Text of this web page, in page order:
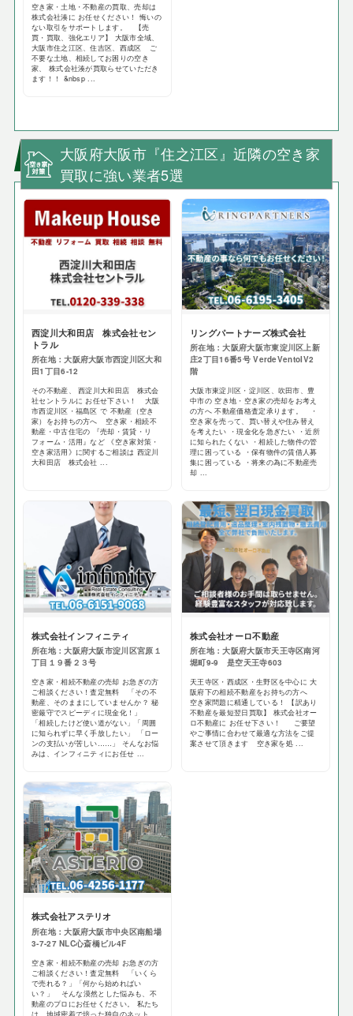
空き家・土地・不動産の買取、売却は
株式会社湊に お任せください！ 悔いの
ない取引をサポートします。 【売
買・買取、強化エリア】 大阪市全域、
大阪市住之江区、住吉区、西成区 ご
不要な土地、相続してお困りの空き
家、 株式会社湊が買取らせていただき
ます！！ &nbsp ...
大阪府大阪市『住之江区』近隣の空き家
買取に強い業者5選
西淀川大和田店 株式会社セン
トラル
所在地：大阪府大阪市西淀川区大和
田1丁目6-12
その不動産、 西淀川大和田店 株式会
社セントラルに お任せ下さい！ 大阪
市西淀川区・福島区 で 不動産（空き
家）をお持ちの方へ 空き家・相続不
動産・中古住宅の 『売却・賃貸・リ
フォーム・活用』など 《空き家対策・
空き家活用》に関するご相談は 西淀川
大和田店 株式会社 ...
リングパートナーズ株式会社
所在地：大阪府大阪市東淀川区上新
庄2丁目16番5号 VerdeVentoIV2
階
大阪市東淀川区・淀川区、吹田市、豊
中市の 空き地・空き家の売却をお考え
の方へ 不動産価格査定承ります。 ・
空き家を売って、買い替えや住み替え
を考えたい ・現金化を急ぎたい ・近所
に知られたくない ・相続した物件の管
理に困っている ・保有物件の賃借人募
集に困っている ・将来の為に不動産売
却 ...
株式会社インフィニティ
所在地：大阪府大阪市淀川区宮原１
丁目１９番２３号
空き家・相続不動産の売却 お急ぎの方
ご相談ください！査定無料 「その不
動産、そのままにしていませんか？ 秘
密厳守でスピーディに現金化！」
「相続したけど使い道がない」「周囲
に知られずに早く手放したい」 「ロー
ンの支払いが苦しい……」 そんなお悩
みは、インフィニティにお任せ ...
株式会社オーロ不動産
所在地：大阪府大阪市天王寺区南河
堀町9-9 是空天王寺603
天王寺区・西成区・生野区を中心に 大
阪府下の相続不動産をお持ちの方へ
空き家問題に精通している！ 【訳あり
不動産を最短翌日買取】 株式会社オー
ロ不動産に お任せ下さい！ ご要望
やご事情に合わせて最適な方法をご提
案させて頂きます 空き家を処 ...
株式会社アステリオ
所在地：大阪府大阪市中央区南船場
3-7-27 NLC心斎橋ビル4F
空き家・相続不動産の売却 お急ぎの方
ご相談ください！査定無料 「いくら
で売れる？」「何から始めればい
い？」 そんな漠然とした悩みも、不
動産のプロにお任せください。 私たち
は、地域密着で培った独自のネット